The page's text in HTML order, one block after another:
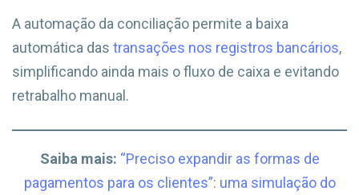
A automação da conciliação permite a baixa
automática das transações nos registros bancários,
simplificando ainda mais o fluxo de caixa e evitando
retrabalho manual.
Saiba mais: “Preciso expandir as formas de
pagamentos para os clientes”: uma simulação do